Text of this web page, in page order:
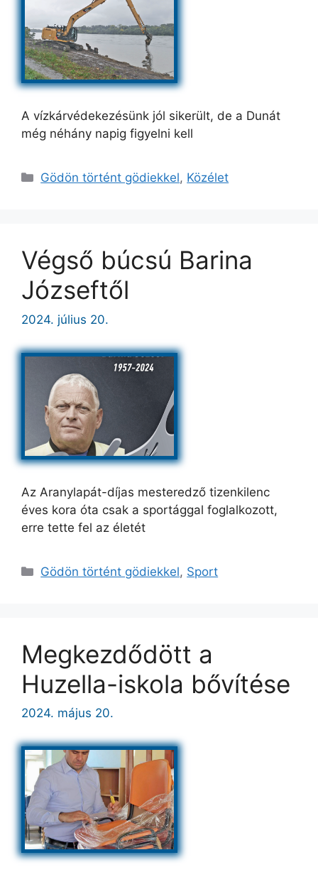
A vízkárvédekezésünk jól sikerült, de a Dunát
még néhány napig figyelni kell
Kategória
Gödön történt gödiekkel, Közélet
Végső búcsú Barina
Józseftől
2024. július 20.
Az Aranylapát-díjas mesteredző tizenkilenc
éves kora óta csak a sportággal foglalkozott,
erre tette fel az életét
Kategória
Gödön történt gödiekkel, Sport
Megkezdődött a
Huzella-iskola bővítése
2024. május 20.